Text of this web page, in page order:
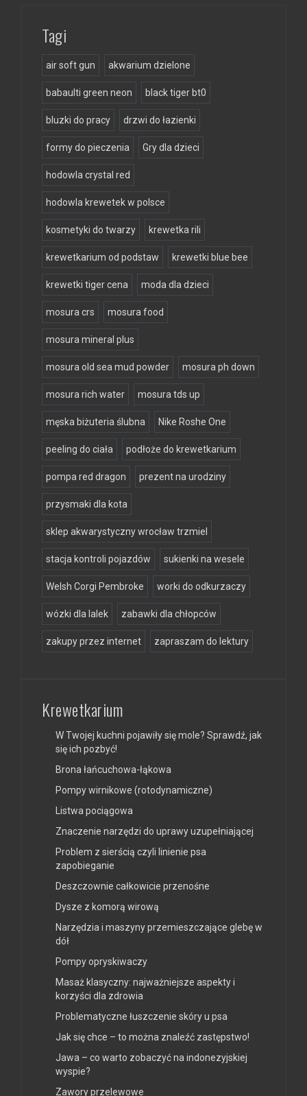
Tagi
air soft gun akwarium dzielone
babaulti green neon black tiger bt0
bluzki do pracy drzwi do łazienki
formy do pieczenia Gry dla dzieci
hodowla crystal red
hodowla krewetek w polsce
kosmetyki do twarzy krewetka rili
krewetkarium od podstaw krewetki blue bee
krewetki tiger cena moda dla dzieci
mosura crs mosura food
mosura mineral plus
mosura old sea mud powder mosura ph down
mosura rich water mosura tds up
męska biżuteria ślubna Nike Roshe One
peeling do ciała podłoże do krewetkarium
pompa red dragon prezent na urodziny
przysmaki dla kota
sklep akwarystyczny wrocław trzmiel
stacja kontroli pojazdów sukienki na wesele
Welsh Corgi Pembroke worki do odkurzaczy
wózki dla lalek zabawki dla chłopców
zakupy przez internet zapraszam do lektury
Krewetkarium
W Twojej kuchni pojawiły się mole? Sprawdź, jak
się ich pozbyć!
Brona łańcuchowa-łąkowa
Pompy wirnikowe (rotodynamiczne)
Listwa pociągowa
Znaczenie narzędzi do uprawy uzupełniającej
Problem z sierścią czyli linienie psa
zapobieganie
Deszczownie całkowicie przenośne
Dysze z komorą wirową
Narzędzia i maszyny przemieszczające glebę w
dół
Pompy opryskiwaczy
Masaż klasyczny: najważniejsze aspekty i
korzyści dla zdrowia
Problematyczne łuszczenie skóry u psa
Jak się chce – to można znaleźć zastępstwo!
Jawa – co warto zobaczyć na indonezyjskiej
wyspie?
Zawory przelewowe